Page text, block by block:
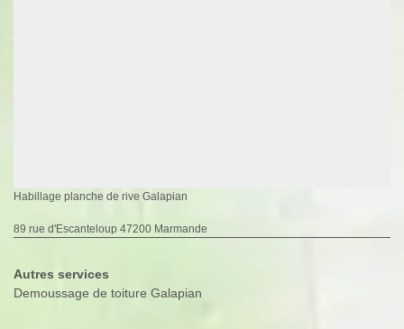
Habillage planche de rive Galapian
89 rue d'Escanteloup 47200 Marmande
Autres services
Demoussage de toiture Galapian